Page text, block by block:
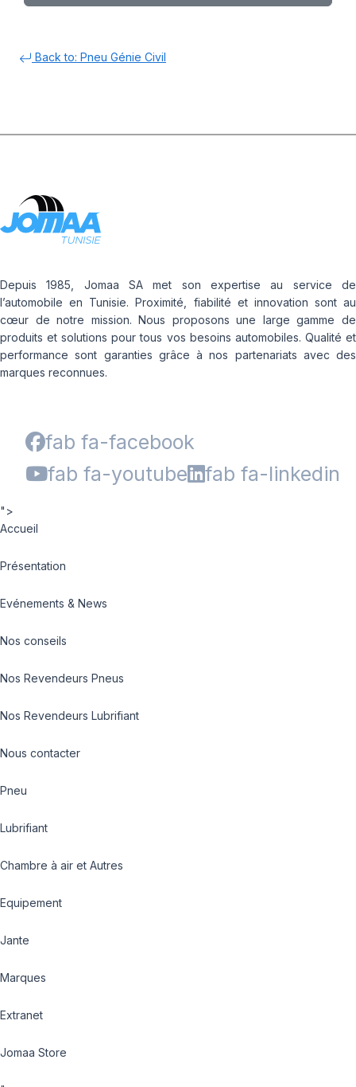
Back to: Pneu Génie Civil
Depuis 1985, Jomaa SA met son expertise au service de
l’automobile en Tunisie. Proximité, fiabilité et innovation sont au
cœur de notre mission. Nous proposons une large gamme de
produits et solutions pour tous vos besoins automobiles. Qualité et
performance sont garanties grâce à nos partenariats avec des
marques reconnues.
fab fa-facebook
fab fa-youtube
fab fa-linkedin
">
Accueil
Présentation
Evénements & News
Nos conseils
Nos Revendeurs Pneus
Nos Revendeurs Lubrifiant
Nous contacter
Pneu
Lubrifiant
Chambre à air et Autres
Equipement
Jante
Marques
Extranet
Jomaa Store